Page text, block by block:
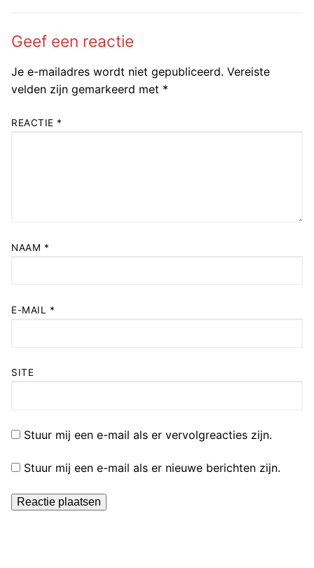
Geef een reactie
Je e-mailadres wordt niet gepubliceerd. Vereiste
velden zijn gemarkeerd met *
REACTIE *
NAAM *
E-MAIL *
SITE
Stuur mij een e-mail als er vervolgreacties zijn.
Stuur mij een e-mail als er nieuwe berichten zijn.